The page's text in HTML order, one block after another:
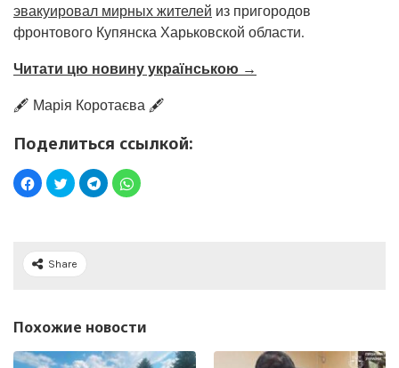
эвакуировал мирных жителей из пригородов
фронтового Купянска Харьковской области.
Читати цю новину українською →
🖋️ Марія Коротаєва 🖋️
Поделиться ссылкой:
Share
Похожие новости